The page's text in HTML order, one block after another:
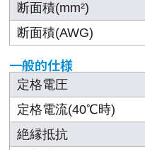
断面積(mm²)
断面積(AWG)
一般的仕様
定格電圧
定格電流(40℃時)
絶縁抵抗